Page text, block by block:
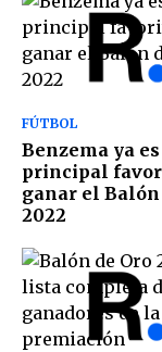
FÚTBOL
Benzema ya
principal
ganar el Balón
2022